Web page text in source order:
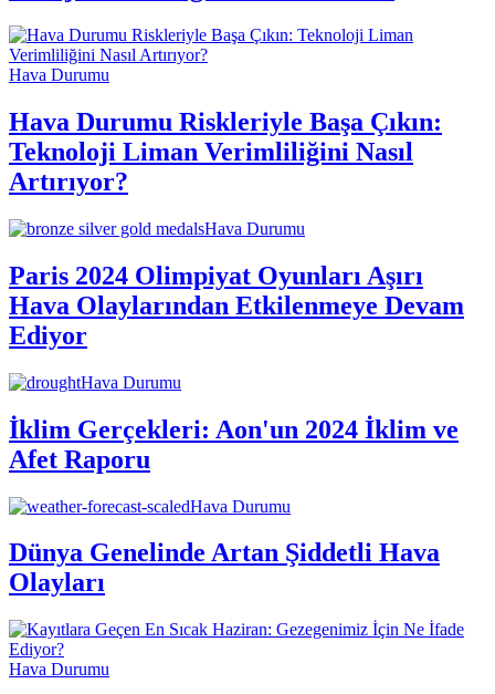
Hava Durumu
Hava Durumu Riskleriyle Başa Çıkın:
Teknoloji Liman Verimliliğini Nasıl
Artırıyor?
Hava Durumu
Paris 2024 Olimpiyat Oyunları Aşırı
Hava Olaylarından Etkilenmeye Devam
Ediyor
Hava Durumu
İklim Gerçekleri: Aon'un 2024 İklim ve
Afet Raporu
Hava Durumu
Dünya Genelinde Artan Şiddetli Hava
Olayları
Hava Durumu